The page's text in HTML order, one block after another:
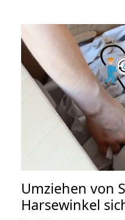
Umziehen von
Harsewinkel